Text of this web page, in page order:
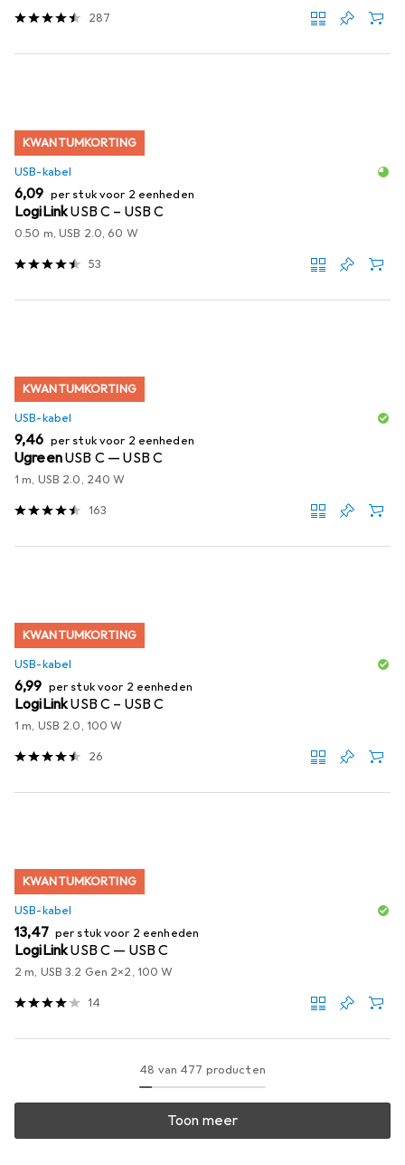
287
KWANTUMKORTING
USB-kabel
EUR
6,09 per stuk voor 2 eenheden
LogiLinkUSB C – USB C
0.50 m, USB 2.0, 60 W
53
KWANTUMKORTING
USB-kabel
EUR
9,46 per stuk voor 2 eenheden
UgreenUSB C — USB C
1 m, USB 2.0, 240 W
163
KWANTUMKORTING
USB-kabel
EUR
6,99 per stuk voor 2 eenheden
LogiLinkUSB C – USB C
1 m, USB 2.0, 100 W
26
KWANTUMKORTING
USB-kabel
EUR
13,47 per stuk voor 2 eenheden
LogiLinkUSB C — USB C
2 m, USB 3.2 Gen 2x2, 100 W
14
48 van 477 producten
Toon meer